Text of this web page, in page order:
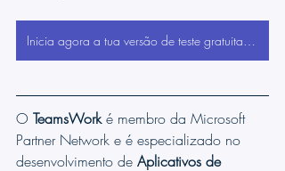
Inicia agora a tua versão de teste gratuita com o Microsoft Teams Ticketing!
O TeamsWork é membro da Microsoft
Partner Network e é especializado no
desenvolvimento de Aplicativos de